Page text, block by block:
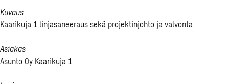
Kuvaus
Kaarikuja 1 linjasaneeraus sekä projektinjohto ja valvonta
Asiakas
Asunto Oy Kaarikuja 1